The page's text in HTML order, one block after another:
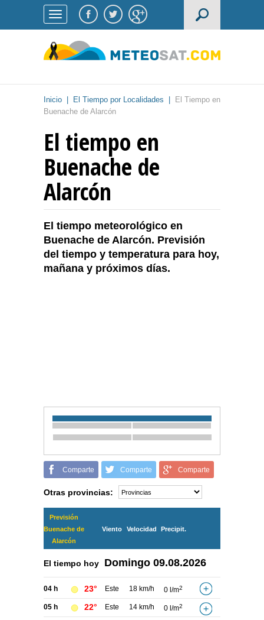
Inicio El Tiempo por Localidades
El Tiempo en
Buenache de Alarcón
El tiempo en
Buenache de
Alarcón
El tiempo meteorológico en
Buenache de Alarcón. Previsión
del tiempo y temperatura para hoy,
mañana y próximos días.
Comparte Comparte Comparte
Otras provincias:
Previsión
Buenache de
Alarcón
Viento Velocidad Precipit.
El tiempo hoy Domingo 09.08.2026
04 h 23° Este 18 km/h 0 l/m2
05 h 22° Este 14 km/h 0 l/m2